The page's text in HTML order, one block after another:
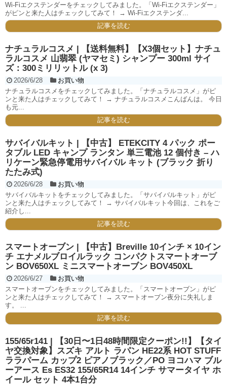
Wi-Fiエクステンダーをチェックしてみました。「Wi-Fiエクステンダー」
がピンと来た人はチェックしてみて！ → Wi-Fiエクステンダ...
記事を読む
ナチュラルコスメ | 【送料無料】【X3個セット】ナチュ
ラルコスメ 山翡翠 (ヤマセミ) シャンプー 300ml サイ
ズ：300ミリリットル (x 3)
2026/6/28
お買い物
ナチュラルコスメをチェックしてみました。「ナチュラルコスメ」がピ
ンと来た人はチェックしてみて！ → ナチュラルコスメこんばんは。 今日
も元...
記事を読む
サバイバルキット | 【中古】 ETEKCITY 4 パック ポー
タブル LED キャンプ ランタン 単三電池 12 個付き – ハ
リケーン緊急停電用サバイバル キット (ブラック 折り
たたみ式)
2026/6/28
お買い物
サバイバルキットをチェックしてみました。「サバイバルキット」がピ
ンと来た人はチェックしてみて！ → サバイバルキット今回は、これをご
紹介し...
記事を読む
スマートオーブン | 【中古】Breville 10インチ × 10イン
チ エナメルブロイルラック コンパクトスマートオーブ
ン BOV650XL ミニスマートオーブン BOV450XL
2026/6/27
お買い物
スマートオーブンをチェックしてみました。「スマートオーブン」がピ
ンと来た人はチェックしてみて！ → スマートオーブン夜分に失礼しま
す。 ...
記事を読む
155/65r141 | 【30日〜1日48時間限定クーポン!!】【タイ
ヤ交換対象】スズキ アルト ラパン HE22系 HOT STUFF
ララパーム カップ2 ピアノブラック／PO ヨコハマ ブル
ーアース Es ES32 155/65R14 14インチ サマータイヤ ホ
イール セット 4本1台分